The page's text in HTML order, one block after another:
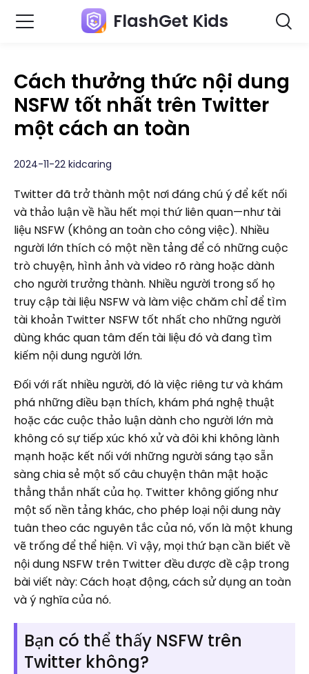
FlashGet Kids
Cách thưởng thức nội dung
NSFW tốt nhất trên Twitter
một cách an toàn
2024-11-22 kidcaring
Twitter đã trở thành một nơi đáng chú ý để kết nối
và thảo luận về hầu hết mọi thứ liên quan—như tài
liệu NSFW (Không an toàn cho công việc). Nhiều
người lớn thích có một nền tảng để có những cuộc
trò chuyện, hình ảnh và video rõ ràng hoặc dành
cho người trưởng thành. Nhiều người trong số họ
truy cập tài liệu NSFW và làm việc chăm chỉ để tìm
tài khoản Twitter NSFW tốt nhất cho những người
dùng khác quan tâm đến tài liệu đó và đang tìm
kiếm nội dung người lớn.
Đối với rất nhiều người, đó là việc riêng tư và khám
phá những điều bạn thích, khám phá nghệ thuật
hoặc các cuộc thảo luận dành cho người lớn mà
không có sự tiếp xúc khó xử và đôi khi không lành
mạnh hoặc kết nối với những người sáng tạo sẵn
sàng chia sẻ một số câu chuyện thân mật hoặc
thẳng thắn nhất của họ. Twitter không giống như
một số nền tảng khác, cho phép loại nội dung này
tuân theo các nguyên tắc của nó, vốn là một khung
vẽ trống để thể hiện. Vì vậy, mọi thứ bạn cần biết về
nội dung NSFW trên Twitter đều được đề cập trong
bài viết này: Cách hoạt động, cách sử dụng an toàn
và ý nghĩa của nó.
Bạn có thể thấy NSFW trên
Twitter không?